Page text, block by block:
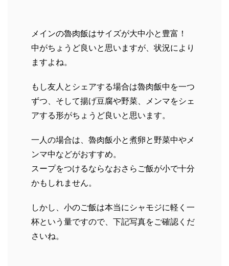
メインの魯肉飯はサイズが大中小と豊富！
中がちょうど良いと思いますが、状況により
ますよね。
もし友人とシェアする場合は魯肉飯中を一つ
ずつ、そして揚げ豆腐や野菜、メンマをシェ
アする形がちょうど良いと思います。
一人の場合は、魯肉飯小と煮卵と野菜中やメ
ンマ中などがおすすめ。
スープをつけるならなおさらご飯が小で十分
かもしれません。
しかし、小のご飯は本当にシャモジに軽く一
杯という量ですので、下記写真をご確認くだ
さいね。